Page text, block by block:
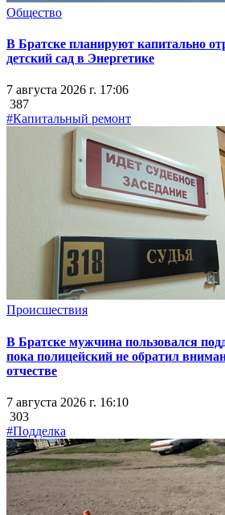
Общество
В Братске планируют капитально
детский сад в Энергетике
7 августа 2026 г. 17:06
387
#Капитальный ремонт
Происшествия
В Братске мужчина пользовался
пока полицейский не обратил
отчестве
7 августа 2026 г. 16:10
303
#Подделка